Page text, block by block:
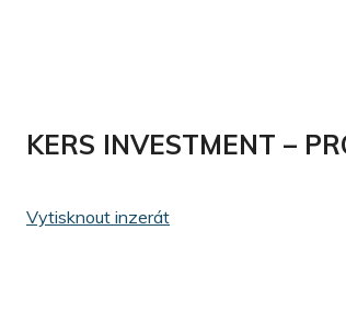
KERS INVESTMENT –
Vytisknout inzerát